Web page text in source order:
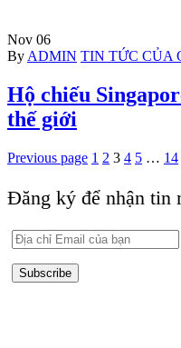
Nov 06
Author
By ADMIN Categories
TIN TỨC CỦA
Hộ chiếu
thế giới
Previous page 1 2 3 4 5 … 14
Đăng ký để nhận tin
Subscribe